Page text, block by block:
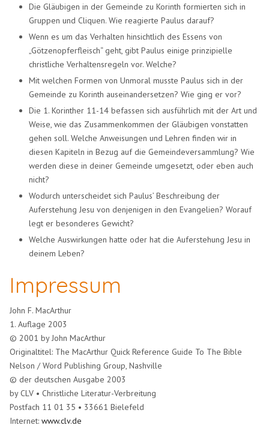
Die Gläubigen in der Gemeinde zu Korinth formierten sich in
Gruppen und Cliquen. Wie reagierte Paulus darauf?
Wenn es um das Verhalten hinsichtlich des Essens von
„Götzenopferfleisch“ geht, gibt Paulus einige prinzipielle
christliche Verhaltensregeln vor. Welche?
Mit welchen Formen von Unmoral musste Paulus sich in der
Gemeinde zu Korinth auseinandersetzen? Wie ging er vor?
Die 1. Korinther 11-14 befassen sich ausführlich mit der Art und
Weise, wie das Zusammenkommen der Gläubigen vonstatten
gehen soll. Welche Anweisungen und Lehren finden wir in
diesen Kapiteln in Bezug auf die Gemeindeversammlung? Wie
werden diese in deiner Gemeinde umgesetzt, oder eben auch
nicht?
Wodurch unterscheidet sich Paulus’ Beschreibung der
Auferstehung Jesu von denjenigen in den Evangelien? Worauf
legt er besonderes Gewicht?
Welche Auswirkungen hatte oder hat die Auferstehung Jesu in
deinem Leben?
Impressum
John F. MacArthur
1. Auflage 2003
© 2001 by John MacArthur
Originaltitel: The MacArthur Quick Reference Guide To The Bible
Nelson / Word Publishing Group, Nashville
© der deutschen Ausgabe 2003
by CLV • Christliche Literatur-Verbreitung
Postfach 11 01 35 • 33661 Bielefeld
Internet:www.clv.de